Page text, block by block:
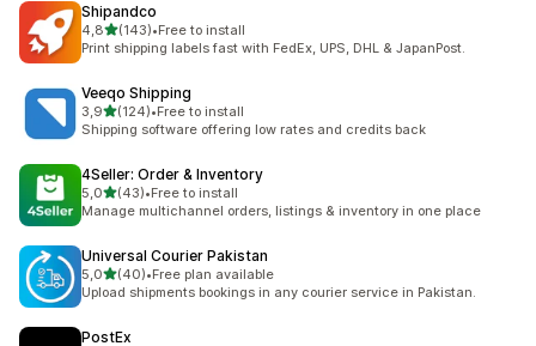
Shipandco
4,8z 5 hvězd
(143)
Celkový počet recenzí: 143
•Free to install
Print shipping labels fast with FedEx, UPS, DHL & JapanPost.
Veeqo Shipping
3,9z 5 hvězd
(124)
Celkový počet recenzí: 124
•Free to install
Shipping software offering low rates and credits back
4Seller: Order & Inventory
5,0z 5 hvězd
(43)
Celkový počet recenzí: 43
•Free to install
Manage multichannel orders, listings & inventory in one place
Universal Courier Pakistan
5,0z 5 hvězd
(40)
Celkový počet recenzí: 40
•Free plan available
Upload shipments bookings in any courier service in Pakistan.
PostEx